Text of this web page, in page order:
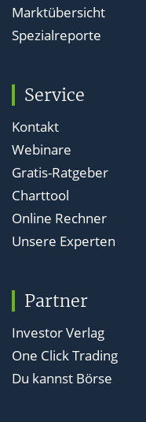
Marktübersicht
Spezialreporte
Service
Kontakt
Webinare
Gratis-Ratgeber
Charttool
Online Rechner
Unsere Experten
Partner
Investor Verlag
One Click Trading
Du kannst Börse